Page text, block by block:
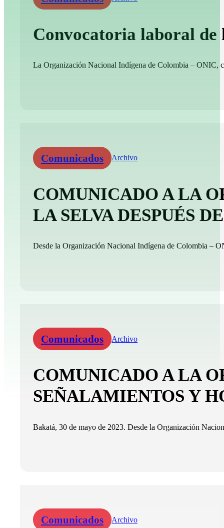
Convocatoria laboral
La Organización Nacional Indígena de Colombia – ONIC,
Comunicados Archivo
COMUNICADO A LA
LA SELVA DESPUÉS
Desde la Organización Nacional Indígena de Colombia –
Comunicados Archivo
COMUNICADO A LA
SEÑALAMIENTOS Y
Bakatá, 30 de mayo de 2023. Desde la Organización
Comunicados Archivo